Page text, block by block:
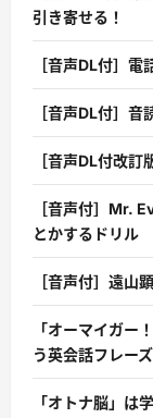
引き寄せる！
［音声DL付］
［音声DL付］
［音声DL付改
［音声付］Mr.
とかするドリル
［音声付］遠山
「オーマイガー
う英会話フレー
「オトナ脳」は